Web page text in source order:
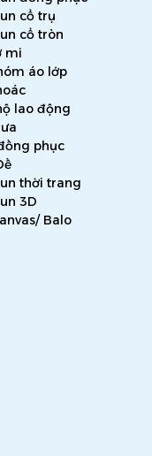
cổ trụ
cổ tròn
mi
áo lớp
lao động
phục
thời trang
3D
Balo